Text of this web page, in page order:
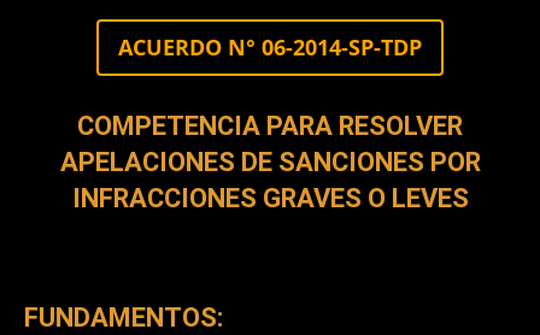
ACUERDO N° 06-2014-SP-TDP
COMPETENCIA PARA RESOLVER
APELACIONES DE SANCIONES POR
INFRACCIONES GRAVES O LEVES
FUNDAMENTOS: